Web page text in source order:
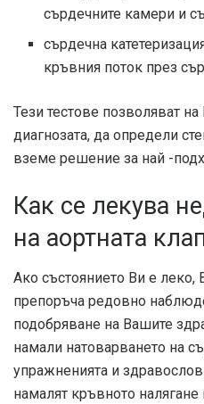
сърдечните камери и
сърдечна
кръвния поток през
Тези тестове позволяват
диагнозата, да определи
вземе решение за най -
Как се лекува
на аортната
Ако състоянието Ви е
препоръча редовно
подобряване на Вашите
намали натоварването на
упражненията и
намалят кръвното